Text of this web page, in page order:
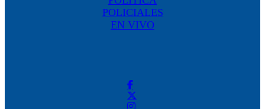
POLICIALES
EN VIVO